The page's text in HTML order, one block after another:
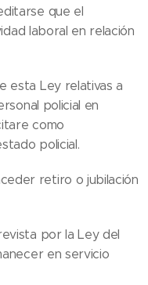
que el
laboral en relación
esta Ley relativas a
policial en
como
policial.
retiro o jubilación
por la Ley del
en servicio